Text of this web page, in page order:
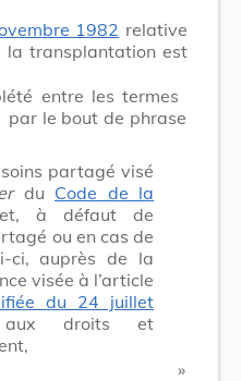
1982 relative
la transplantation est
entre les termes
par le bout de phrase
partagé visé
du Code de la
à défaut de
ou en cas de
ci, auprès de la
visée à l’article
du 24 juillet
droits et
​ »